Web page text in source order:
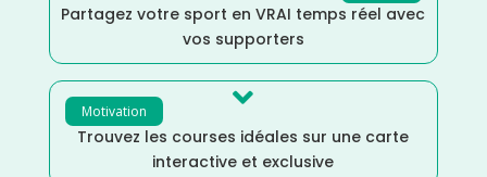
Partagez votre sport en VRAI temps réel avec
vos supporters
Motivation 
Trouvez les courses idéales sur une carte
interactive et exclusive